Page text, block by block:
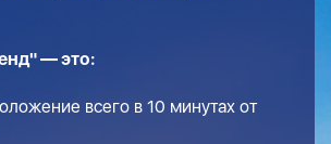
— это:
всего в 10 минутах от